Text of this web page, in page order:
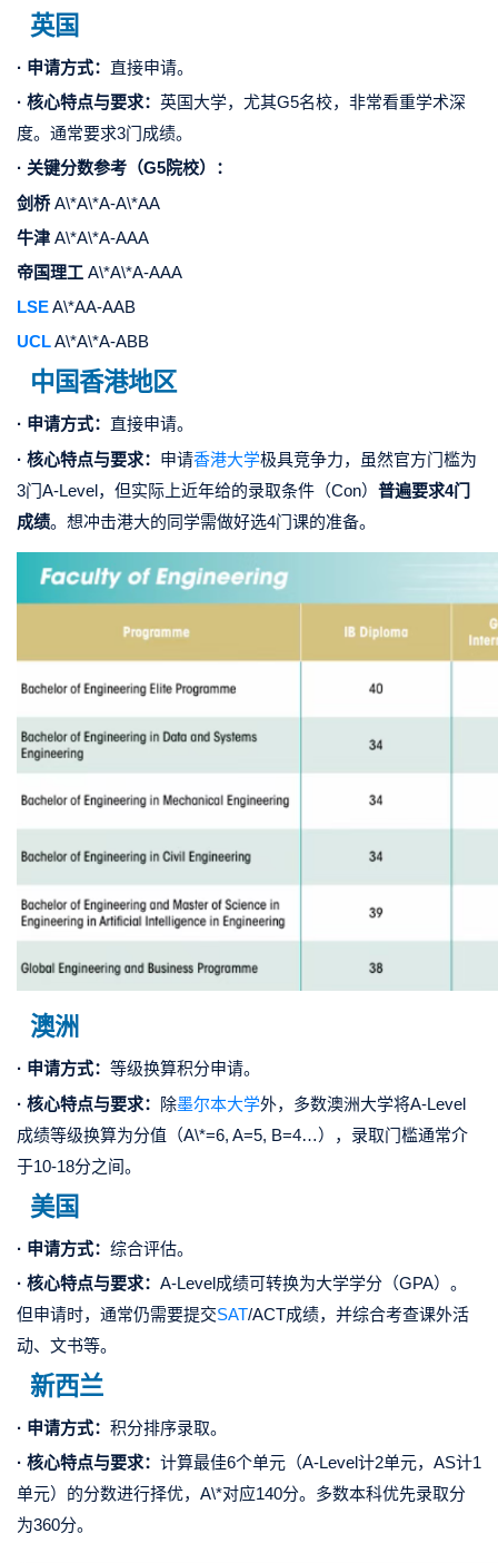
英国
· 申请方式： 直接申请。
· 核心特点与要求： 英国大学，尤其G5名校，非常看重学术深
度。通常要求3门成绩。
· 关键分数参考（G5院校）：
剑桥A\*A\*A-A\*AA
牛津 A\*A\*A-AAA
帝国理工 A\*A\*A-AAA
LSEA\*AA-AAB
UCLA\*A\*A-ABB
中国香港地区
· 申请方式： 直接申请。
· 核心特点与要求： 申请香港大学极具竞争力，虽然官方门槛为
3门A-Level，但实际上近年给的录取条件（Con） 普遍要求4门
成绩。想冲击港大的同学需做好选4门课的准备。
澳洲
· 申请方式： 等级换算积分申请。
· 核心特点与要求：
除墨尔本大学外，多数澳洲大学将A-Level
成绩等级换算为分值（A\*=6, A=5, B=4…），录取门槛通常介
于10-18分之间。
美国
· 申请方式： 综合评估。
· 核心特点与要求： A-Level成绩可转换为大学学分（GPA）。
但申请时，通常仍需要提交SAT/ACT成绩，并综合考查课外活
动、文书等。
新西兰
· 申请方式： 积分排序录取。
· 核心特点与要求： 计算最佳6个单元（A-Level计2单元，AS计1
单元）的分数进行择优，A\*对应140分。多数本科优先录取分
为360分。